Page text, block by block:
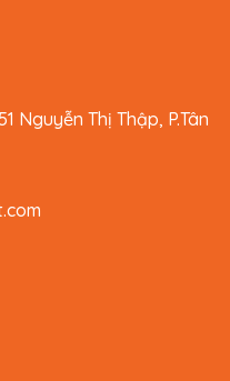
Nguyễn Thị Thập, P.Tân